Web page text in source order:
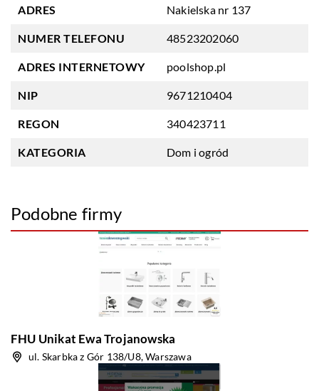
ADRES Nakielska nr 137
NUMER TELEFONU 48523202060
ADRES INTERNETOWY poolshop.pl
NIP 9671210404
REGON 340423711
KATEGORIA Dom i ogród
Podobne firmy
FHU Unikat Ewa Trojanowska
ul. Skarbka z Gór 138/U8, Warszawa